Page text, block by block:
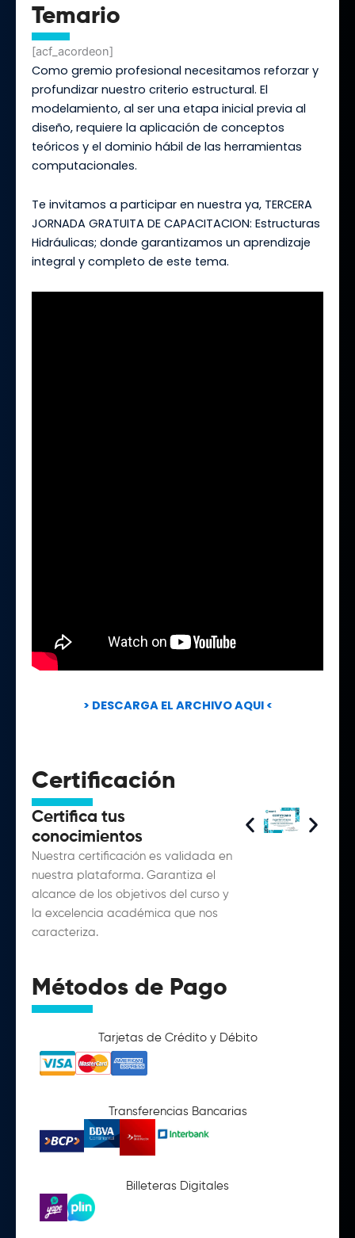
Temario
[acf_acordeon]
Como gremio profesional necesitamos reforzar y
profundizar nuestro criterio estructural. El
modelamiento, al ser una etapa inicial previa al
diseño, requiere la aplicación de conceptos
teóricos y el dominio hábil de las herramientas
computacionales.
Te invitamos a participar en nuestra ya, TERCERA
JORNADA GRATUITA DE CAPACITACION: Estructuras
Hidráulicas; donde garantizamos un aprendizaje
integral y completo de este tema.
> DESCARGA EL ARCHIVO AQUI <
Certificación
Certifica tus
conocimientos
Nuestra certificación es validada en
nuestra plataforma. Garantiza el
alcance de los objetivos del curso y
la excelencia académica que nos
caracteriza.
Métodos de Pago
Tarjetas de Crédito y Débito
Transferencias Bancarias
Billeteras Digitales